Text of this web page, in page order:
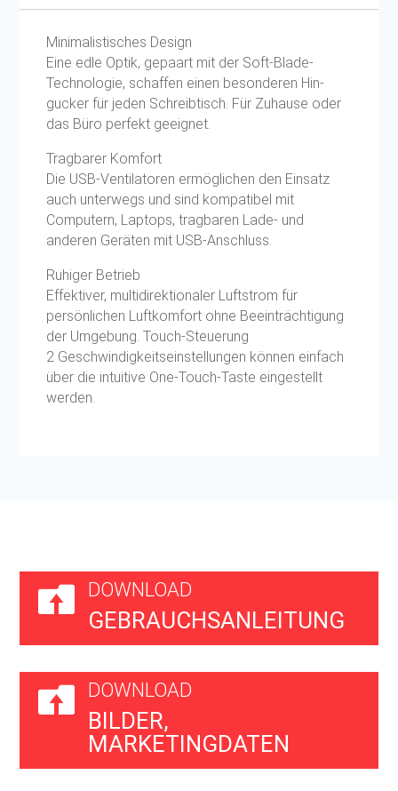
Minimalistisches Design
Eine edle Optik, gepaart mit der Soft-Blade-
Technologie, schaffen einen besonderen Hin­
gucker für jeden Schreibtisch. Für Zuhause oder
das Büro perfekt geeignet.
Tragbarer Komfort
Die USB-Ventilatoren ermöglichen den Einsatz
auch unterwegs und sind kompatibel mit
Computern, Laptops, tragbaren Lade- und
anderen Geräten mit USB-Anschluss.
Ruhiger Betrieb
Effektiver, multidirektionaler Luftstrom für
persönlichen Luftkomfort ohne Beeinträchtigung
der Umgebung. Touch-Steuerung
2 Geschwindigkeitseinstellungen können einfach
über die intuitive One-Touch-Taste eingestellt
werden.
 DOWNLOAD
GEBRAUCHSANLEITUNG
 DOWNLOAD
BILDER,
MARKETINGDATEN